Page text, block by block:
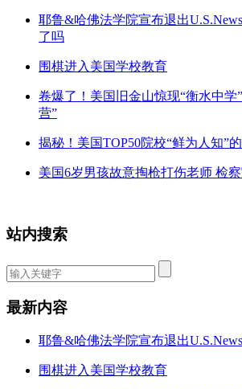
耶鲁&哈佛法学院宣布退出
了吗
围棋进入美国学校教育
卷爆了！美国旧金山惊现“衡水中学
营”
揭秘！美国TOP50院校“鲜为人知”
美国6岁男孩故意掏枪打伤老师 检
站内搜索
最新内容
耶鲁&哈佛法学院宣布退出
围棋进入美国学校教育